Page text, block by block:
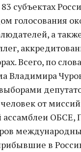
субъектах
голосования
а
Всего, по
Владимира
от
ассамблеи ОБСЕ,
в